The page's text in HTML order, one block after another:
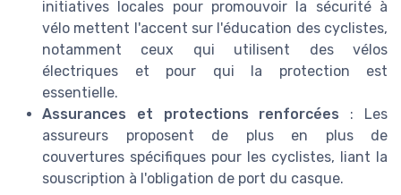
initiatives locales pour promouvoir la sécurité à
vélo mettent l'accent sur l'éducation des cyclistes,
notamment ceux qui utilisent des vélos
électriques et pour qui la protection est
essentielle.
Assurances et protections renforcées : Les
assureurs proposent de plus en plus de
couvertures spécifiques pour les cyclistes, liant la
souscription à l'obligation de port du casque.